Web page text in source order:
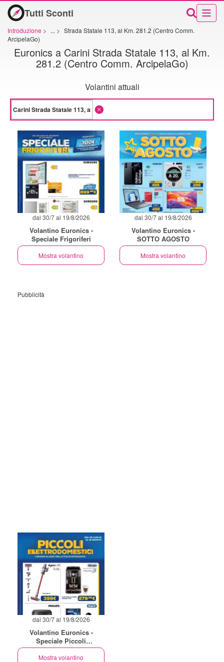
Tutti Sconti
Introduzione > ... > Strada Statale 113, al Km. 281.2 (Centro Comm.
ArcipelaGo)
Euronics a Carini Strada Statale 113, al Km.
281.2 (Centro Comm. ArcipelaGo)
Volantini attuali
dal 30/7 al 19/8/2026
Volantino Euronics -
Speciale Frigoriferi
Mostra volantino
dal 30/7 al 19/8/2026
Volantino Euronics -
SOTTO AGOSTO
Mostra volantino
Pubblicità
dal 30/7 al 19/8/2026
Volantino Euronics -
Speciale Piccoli
Elettrodomestici
Mostra volantino